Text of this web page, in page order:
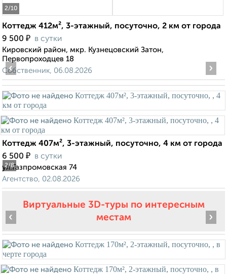
2/10
Коттедж 412м², 3-этажный, посуточно, 2 км от города
9 500 ₽ в сутки
Кировский район, мкр. Кузнецовский Затон,
Первопроходцев 18
Собственник, 06.08.2026
2/8
‹ ›
Коттедж 407м², 3-этажный, посуточно, 4 км от города
6 500 ₽ в сутки
ул.Газпромовская 74
Агентство, 02.08.2026
Виртуальные 3D-туры по интересным
местам
‹ ›